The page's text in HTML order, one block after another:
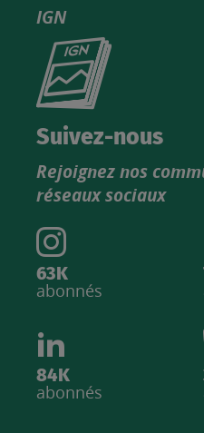
IGN
Consultez
catalogue
IGN
Suivez-nous
Rejoignez nos
réseaux sociaux
63K
abonnés
84K
abonnés